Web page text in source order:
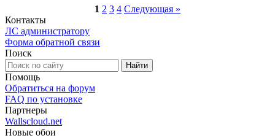
1 2 3 4 Следующая »
Контакты
ЛС администратору
Форма обратной связи
Поиск
Помощь
Обратиться на форум
FAQ по установке
Партнеры
Wallscloud.net
Новые обои